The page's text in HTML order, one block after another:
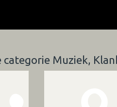
categorie Muziek,